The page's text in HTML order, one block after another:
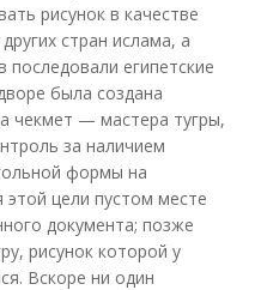
рисунок в качестве
стран ислама, а
египетские
была создана
чекмет — мастера тугры,
за наличием
формы на
цели пустом месте
документа; позже
рисунок которой у
Вскоре ни один